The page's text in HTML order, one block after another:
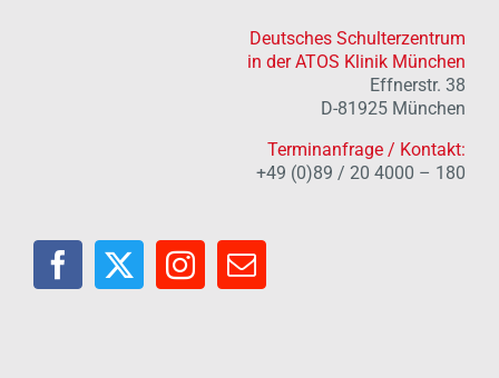
Deutsches Schulterzentrum
in der ATOS Klinik München
Effnerstr. 38
D-81925 München
Terminanfrage / Kontakt:
+49 (0)89 / 20 4000 – 180